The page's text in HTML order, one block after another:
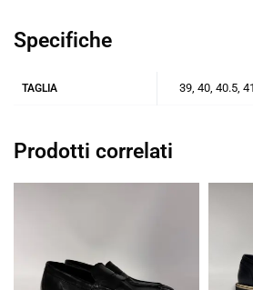
Specifiche
TAGLIA 39, 40, 40.5,
Prodotti correlati